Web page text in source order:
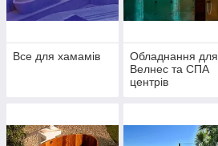
Все для хамамів
Обладнання для
Велнес та СПА
центрів